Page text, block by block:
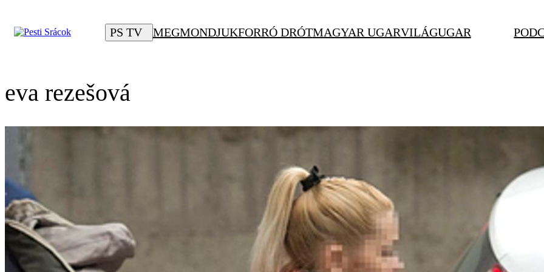
PS TV MEGMONDJUKFORRÓ DRÓTMAGYAR UGARVILÁGUGAR
eva rezešová